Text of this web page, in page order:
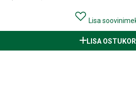
Lisa
LISA